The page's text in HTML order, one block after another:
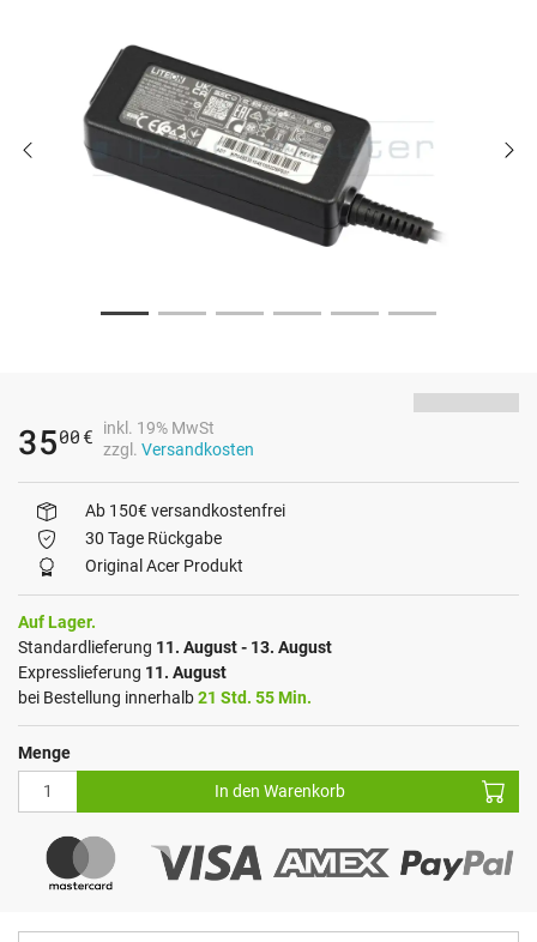
3500 €
inkl. 19% MwSt
zzgl. Versandkosten
Ab 150€ versandkostenfrei
30 Tage Rückgabe
Original Acer Produkt
Auf Lager.
Standardlieferung 11. August - 13. August
Expresslieferung 11. August
bei Bestellung innerhalb21 Std. 55 Min.
Menge
In den Warenkorb